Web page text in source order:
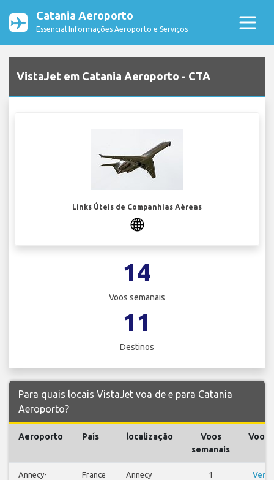
Catania Aeroporto
Essencial Informações Aeroporto e Serviços
VistaJet em Catania Aeroporto - CTA
Links Úteis de Companhias Aéreas
14
Voos semanais
11
Destinos
Para quais locais VistaJet voa de e para Catania
Aeroporto?
Aeroporto País localização
Voos
semanais
Voos
Annecy-
France Annecy 1
Ver